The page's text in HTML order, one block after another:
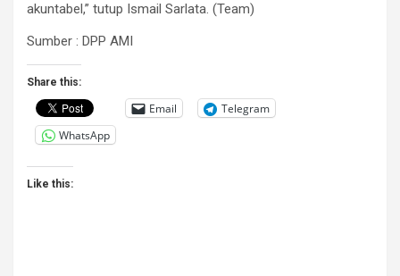
akuntabel,” tutup Ismail Sarlata. (Team)
Sumber : DPP AMI
Share this:
Email
Telegram
WhatsApp
Like this: